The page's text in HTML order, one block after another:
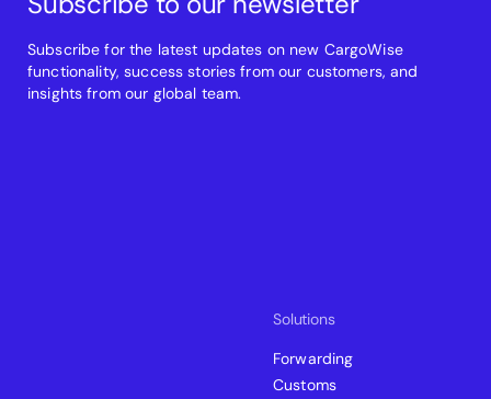
Solutions
Forwarding
Customs
Subscribe for the latest updates on new CargoWise
functionality, success stories from our customers, and
insights from our global team.